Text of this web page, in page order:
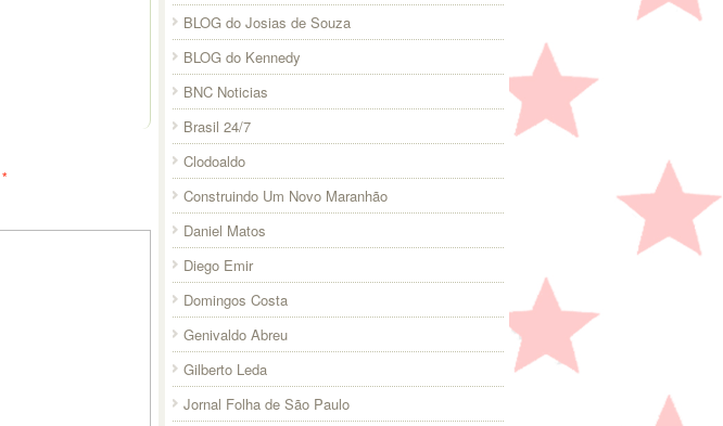
*
BLOG do Josias de Souza
BLOG do Kennedy
BNC Noticias
Brasil 24/7
Clodoaldo
Construindo Um Novo Maranhão
Daniel Matos
Diego Emir
Domingos Costa
Genivaldo Abreu
Gilberto Leda
Jornal Folha de São Paulo